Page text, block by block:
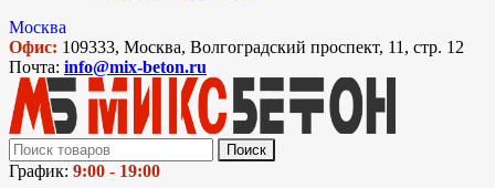
Москва
Офис: 109333, Москва, Волгоградский проспект, 11, стр. 12
Почта: info@mix-beton.ru
Поиск
График: 9:00 - 19:00